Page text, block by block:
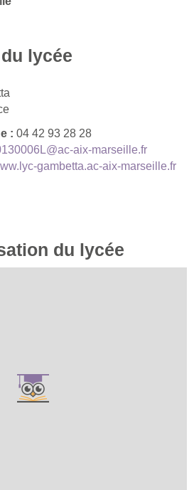
lycée
: 04 42 93 28 28
aix-marseille.fr
gambetta.ac-aix-marseille.fr
du lycée